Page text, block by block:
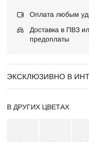
Оплата любым
Доставка в ПВЗ
предоплаты
ЭКСКЛЮЗИВНО В
В ДРУГИХ ЦВЕТАХ